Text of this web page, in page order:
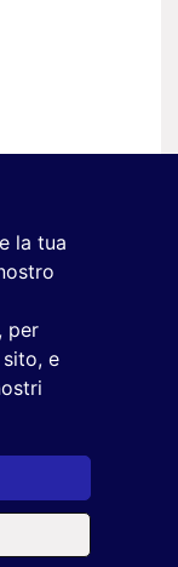
la tua
per
e
Società
la